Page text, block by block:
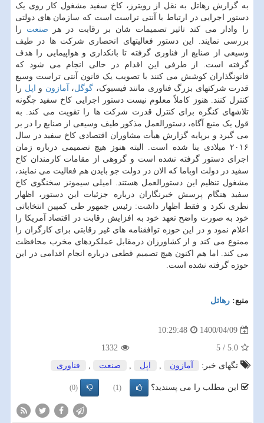
به گزارش رهاتل به نقل از رویترز، کاخ سفید مشغول کار روی یک
دستور اجرایی در ارتباط با آنتی تراست است که سازمان های دولتی
را وادار می کند تاثیر تصمیمات شان بر رقابت در هر صنعت را
بررسی نمایند. این دستور فعالیتهای انحصاری شرکت ها در طیف
وسیعی از صنایع از فناوری گرفته تا بانکداری و هواپیمایی را هدف
گرفته است. از طرفی این اقدام در حالی انجام می شود که
قانونگذاران کوشش می کنند با تصویب یک قانون آنتی تراست وسیع
قدرت شرکتهای بزرگ فناوری مانند فیسبوک، گوگل، آمازون و اپل را
کنترل کنند. هنوز کاملاً معلوم نیست دستور اجرایی کاخ سفید چگونه
تلاشهای کنگره برای کنترل قدرت شرکت ها را تقویت می کند. به
قول یک منبع آگاه، دستورالعمل مذکور طیف وسیعی از صنایع را در بر
می گیرد و برپایه گزارش هیأت مشاوران اقتصادی کاخ سفید در سال
۲۰۱۶ میلادی بنا شده است. البته هنوز هیچ تصمیمی درباره زمان
اجرای دستور گرفته نشده است و گروهی از مقامات کارمندان کاخ
سفید در دولت اوباما که الان در دولت جو بایدن هم فعالیت می نمایند،
مشغول تنظیم این دستورالعمل هستند. امیلی سیمونز سخنگوی کاخ
سفید هنگام پرسش خبرنگاران درباره جزئیات این دستور، اظهار
نظری نکرد و فقط اظهار داشت: رئیس جمهور طی کمپین انتخاباتی
خود به صورت واضح تعهد خود به افزایش رقابت در اقتصاد آمریکا را
اعلام نمود و در این حوزه توافقنامه های غیر رقابتی برای کارگران را
ممنوع می کند و از کشاورزان درمقابل عملکردهای مخرب محافظت
می کند. اما هم اکنون هیچ تصمیم قطعی درباره انجام اقدامی در این
حوزه گرفته نشده است.
منبع: رهاتل
1400/04/09
10:29:48
5.0
/
5
1332
تگهای خبر:
آمازون , اپل , صنعت , فناوری
این مطلب را می پسندید؟ (1)
(0)